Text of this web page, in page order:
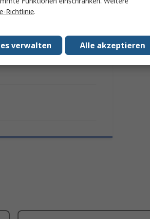
Amprobe GT-650, Beha-
GT-900, Fluke 6500,
Richtlinie.
Alle akzeptieren
verwalten